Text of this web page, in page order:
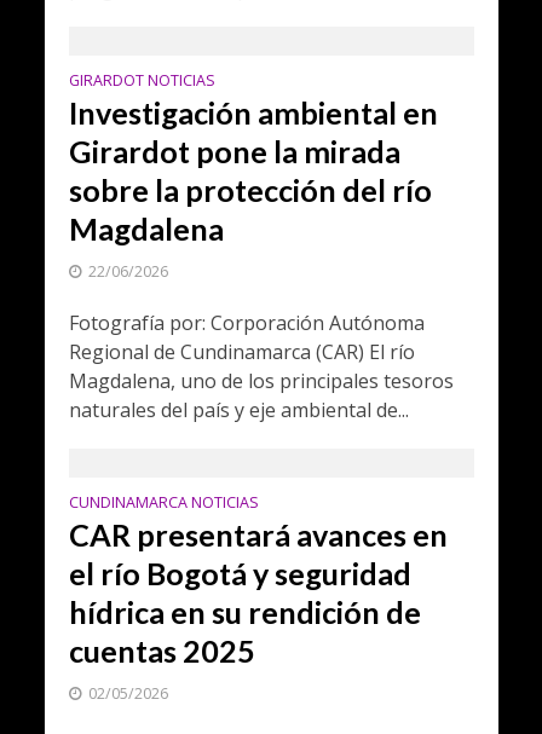
GIRARDOT NOTICIAS
Investigación ambiental en
Girardot pone la mirada
sobre la protección del río
Magdalena
22/06/2026
Fotografía por: Corporación Autónoma
Regional de Cundinamarca (CAR) El río
Magdalena, uno de los principales tesoros
naturales del país y eje ambiental de...
CUNDINAMARCA NOTICIAS
CAR presentará avances en
el río Bogotá y seguridad
hídrica en su rendición de
cuentas 2025
02/05/2026